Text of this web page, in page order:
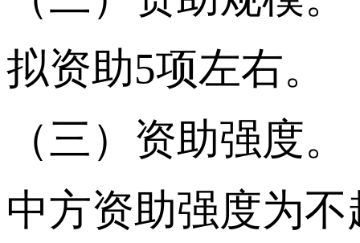
拟资助5项左右。
（三）资助强度。
中方资助强度为